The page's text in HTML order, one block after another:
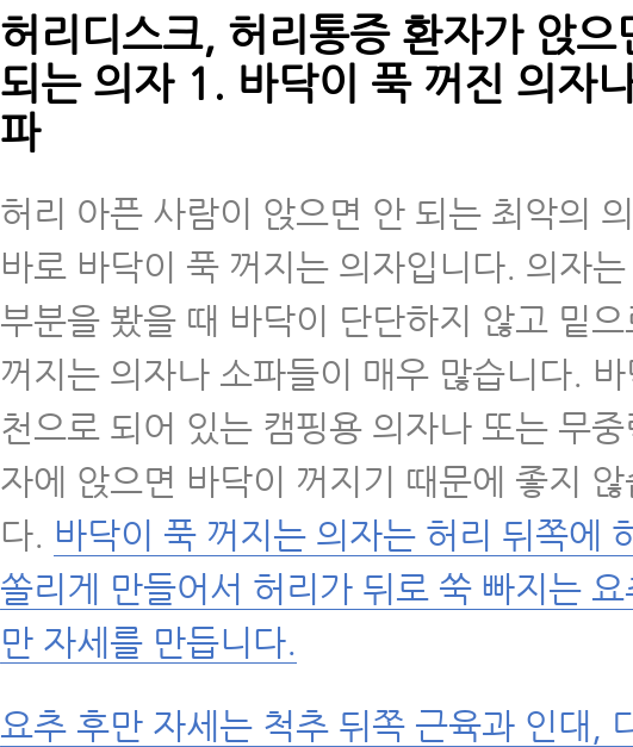
반드시 해야 하는 앉아서 걷기 운동
허리디스크걷기운동이 좋은 이유, 정확히 알아
목디스크 운동법·관리법 펼쳐
허리디스크, 허리통증 환자가 앉으
되는 의자 1. 바닥이 푹 꺼진 의자
파
허리 아픈 사람이 앉으면 안 되는 최악의
바로 바닥이 푹 꺼지는 의자입니다. 의자
부분을 봤을 때 바닥이 단단하지 않고 밑
꺼지는 의자나 소파들이 매우 많습니다. 바
천으로 되어 있는 캠핑용 의자나 또는 무중
자에 앉으면 바닥이 꺼지기 때문에 좋지 않
다. 바닥이 푹 꺼지는 의자는 허리 뒤쪽에
쏠리게 만들어서 허리가 뒤로 쑥 빠지는
만 자세를 만듭니다.
요추 후만 자세는 척추 뒤쪽 근육과 인대,